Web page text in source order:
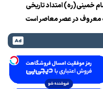
خمینی(ره) امتداد تاریخی
معروف در عصر معاصر است